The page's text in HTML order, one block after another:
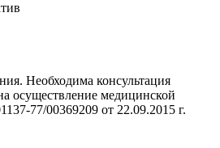
Необходима консультация
осуществление медицинской
77/00369209 от 22.09.2015 г.